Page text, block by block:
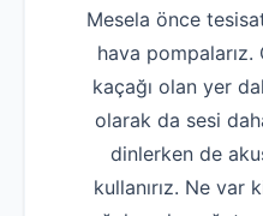
Mesela önce
hava
kaçağı olan yer
olarak da sesi
dinlerken de
kullanırız. Ne var